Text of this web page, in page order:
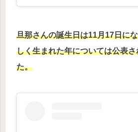
旦那さんの誕生日は11月17日に
しく生まれた年については公表
た。